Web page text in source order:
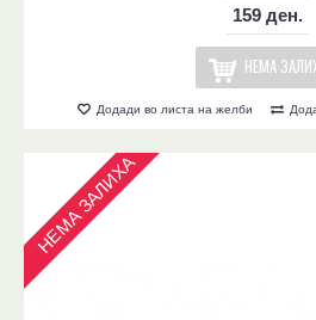
159 ден.
НЕМА
Додади во листа на желби
НЕМА ЗАЛИХА